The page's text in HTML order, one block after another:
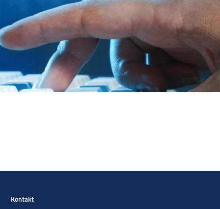
Kontakt